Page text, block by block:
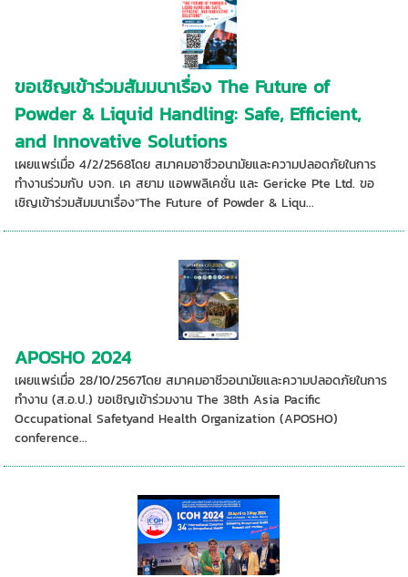
ขอเชิญเข้าร่วมสัมมนาเรื่อง The Future of
Powder & Liquid Handling: Safe, Efficient,
and Innovative Solutions
เผยแพร่เมื่อ 4/2/2568โดย สมาคมอาชีวอนามัยและความปลอดภัยในการ
ทำงานร่วมกับ บจก. เค สยาม แอพพลิเคชั่น และ Gericke Pte Ltd. ขอ
เชิญเข้าร่วมสัมมนาเรื่อง“The Future of Powder & Liqu...
APOSHO 2024
เผยแพร่เมื่อ 28/10/2567โดย สมาคมอาชีวอนามัยและความปลอดภัยในการ
ทำงาน (ส.อ.ป.) ขอเชิญเข้าร่วมงาน The 38th Asia Pacific
Occupational Safetyand Health Organization (APOSHO)
conference...